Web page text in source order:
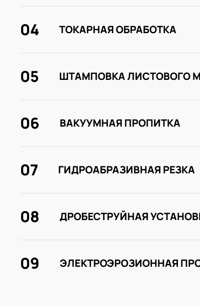
ТОКАРНАЯ ОБРАБОТКА
04
ШТАМПОВКА ЛИСТОВОГО
05
ВАКУУМНАЯ ПРОПИТКА
06
ГИДРОАБРАЗИВНАЯ РЕЗКА
07
ДРОБЕСТРУЙНАЯ
08
ЭЛЕКТРОЭРОЗИОННАЯ
09